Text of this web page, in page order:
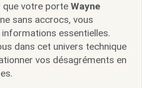
que votre porte Wayne
sans accrocs, vous
essentielles.
dans cet univers technique
vos désagréments en